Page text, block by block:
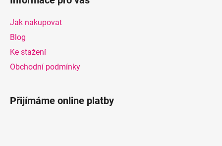
Jak nakupovat
Blog
Ke stažení
Obchodní podmínky
Přijímáme online platby